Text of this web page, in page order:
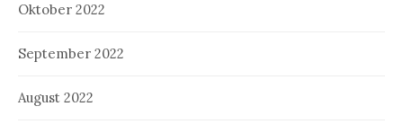
Oktober 2022
September 2022
August 2022